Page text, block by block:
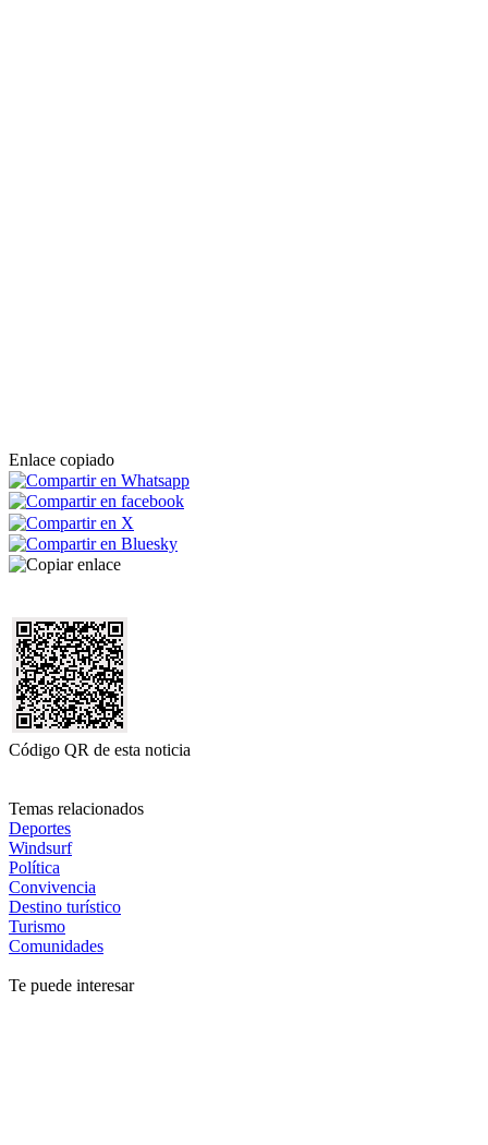
Enlace copiado
Código QR de esta noticia
Temas relacionados
Deportes
Windsurf
Política
Convivencia
Destino turístico
Turismo
Comunidades
Te puede interesar